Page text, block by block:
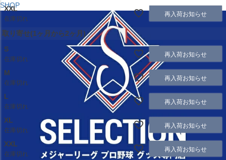
SHOP
XXL
在庫切れ
再入荷お知らせ
取り寄せ(1ヶ月から2ヶ月)
S
在庫切れ
再入荷お知らせ
M
在庫切れ
再入荷お知らせ
L
在庫切れ
再入荷お知らせ
XL
在庫切れ
再入荷お知らせ
XXL
在庫切れ
再入荷お知らせ